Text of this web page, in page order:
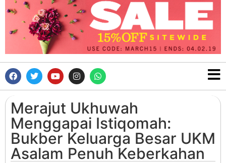
Merajut Ukhuwah
Menggapai Istiqomah:
Bukber Keluarga Besar UKM
Asalam Penuh Keberkahan